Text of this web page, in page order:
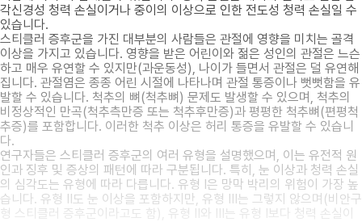
각신경성 청력 손실이거나 중이의 이상으로 인한 전도성 청력 손실일 수
있습니다.
스티클러 증후군을 가진 대부분의 사람들은 관절에 영향을 미치는 골격
이상을 가지고 있습니다. 영향을 받은 어린이와 젊은 성인의 관절은 느슨
하고 매우 유연할 수 있지만(과운동성), 나이가 들면서 관절은 덜 유연해
집니다. 관절염은 종종 어린 시절에 나타나며 관절 통증이나 뻣뻣함을 유
발할 수 있습니다. 척추의 뼈(척추뼈) 문제도 발생할 수 있으며, 척추의
비정상적인 만곡(척추측만증 또는 척추후만증)과 평평한 척추뼈(편평척
추증)를 포함합니다. 이러한 척추 이상은 허리 통증을 유발할 수 있습니
다.
연구자들은 스티클러 증후군의 여러 유형을 설명했으며, 이는 유전적 원
인과 징후 및 증상의 패턴에 따라 구분됩니다. 특히, 눈 이상과 청력 손실
의 심각도는 유형에 따라 다릅니다. 유형 I은 망막 박리의 위험이 가장 높
습니다. 유형 II도 눈 이상을 포함하지만, 유형 III는 그렇지 않으며(비안구
형 스티클러 증후군이라고도 함), 유형 II와 III는 유형 I보다 청력 손실이